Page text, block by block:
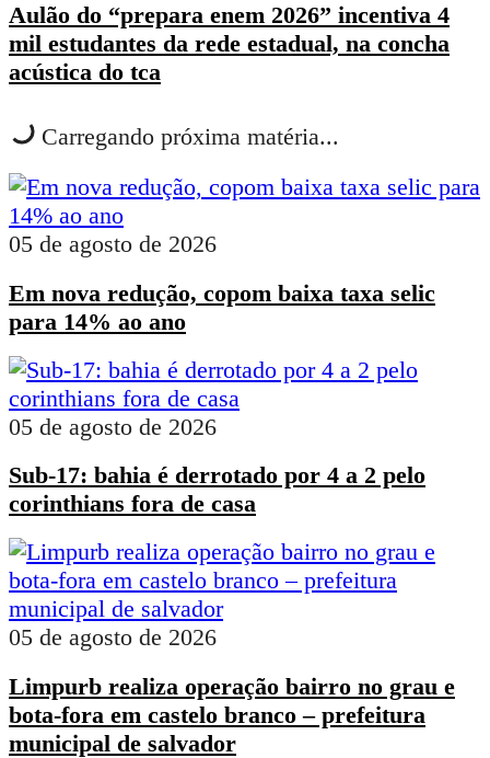
Aulão do “prepara enem 2026” incentiva 4
mil estudantes da rede estadual, na concha
acústica do tca
Carregando próxima matéria...
05 de agosto de 2026
Em nova redução, copom baixa taxa selic
para 14% ao ano
05 de agosto de 2026
Sub-17: bahia é derrotado por 4 a 2 pelo
corinthians fora de casa
05 de agosto de 2026
Limpurb realiza operação bairro no grau e
bota-fora em castelo branco – prefeitura
municipal de salvador